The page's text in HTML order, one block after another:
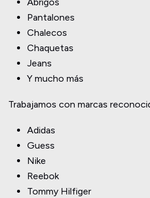
Pantalones
Chalecos
Chaquetas
Jeans
Y mucho más
Trabajamos con marcas
Adidas
Guess
Nike
Reebok
Tommy Hilfiger